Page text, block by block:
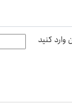
کنید